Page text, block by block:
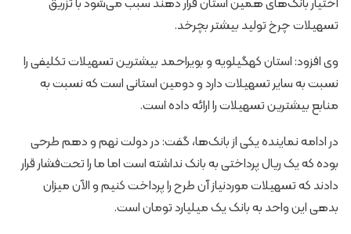
تسهیلات چرخ تولید بیشتر بچرخد.
وی افزود: استان کهگیلویه و بویراحمد بیشترین تسهیلات تکلیفی را
نسبت به سایر تسهیلات دارد و دومین استانی است که نسبت به
منابع بیشترین تسهیلات را ارائه داده است.
در ادامه نماینده یکی از بانک‌ها، گفت: در دولت نهم و دهم طرحی
بوده که یک ریال پرداختی به بانک نداشته است اما ما را تحت‌فشار قرار
دادند که تسهیلات موردنیاز آن طرح را پرداخت کنیم و الآن میزان
بدهی این واحد به بانک یک میلیارد تومان است.